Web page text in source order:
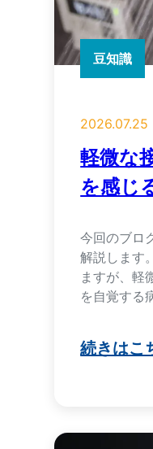
豆知識
2026.07.25
軽微な
を感じ
今回のブロ
解説します
ますが、軽
を自覚する
続きはこ